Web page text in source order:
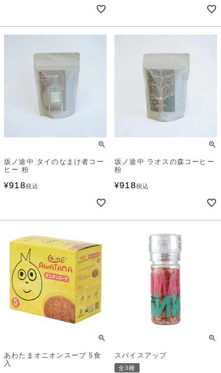
坂ノ途中 タイのなまけ者コー
ヒー 粉
¥918税込
坂ノ途中 ラオスの森コーヒー
粉
¥918税込
あわたまオニオンスープ 5食
入
スパイスアップ
全3種